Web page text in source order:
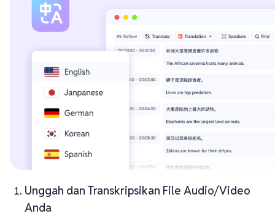
Unggah dan Transkripsikan File Audio/Video
Anda